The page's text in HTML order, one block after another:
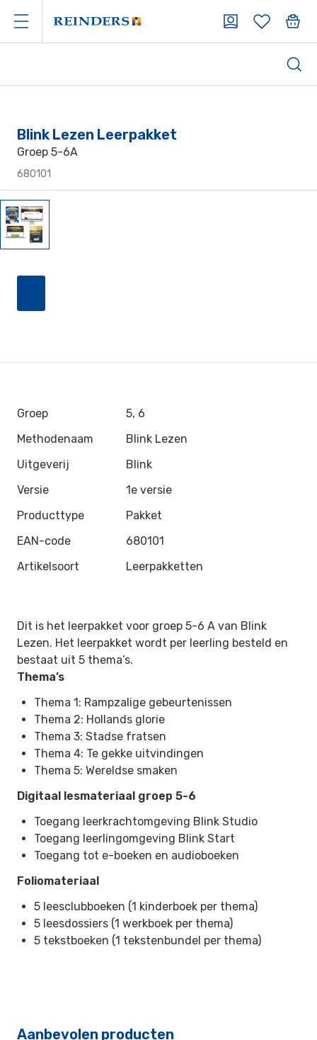
Blink Lezen Leerpakket
Groep 5-6A
680101
Groep
5, 6
Methodenaam
Blink Lezen
Uitgeverij
Blink
Versie
1e versie
Producttype
Pakket
EAN-code
680101
Artikelsoort
Leerpakketten
Dit is het leerpakket voor groep 5-6 A van Blink
Lezen. Het leerpakket wordt per leerling besteld en
bestaat uit 5 thema’s.
Thema’s
Thema 1: Rampzalige gebeurtenissen
Thema 2: Hollands glorie
Thema 3: Stadse fratsen
Thema 4: Te gekke uitvindingen
Thema 5: Wereldse smaken
Digitaal lesmateriaal groep 5-6
Toegang leerkrachtomgeving Blink Studio
Toegang leerlingomgeving Blink Start
Toegang tot e-boeken en audioboeken
Foliomateriaal
5 leesclubboeken (1 kinderboek per thema)
5 leesdossiers (1 werkboek per thema)
5 tekstboeken (1 tekstenbundel per thema)
Aanbevolen producten